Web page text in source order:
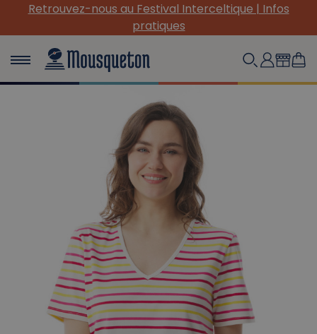
Retrouvez-nous au Festival Interceltique | Infos
pratiques